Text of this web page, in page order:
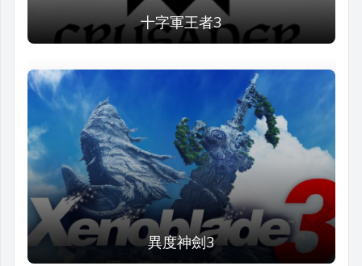
十字軍王者3
異度神劍3